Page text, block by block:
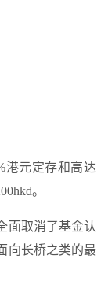
港元定存和高达
。
面取消了基金认
向长桥之类的最